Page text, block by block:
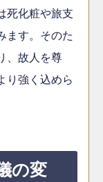
死化粧や旅支
ます。そのた
、故人を尊
り強く込めら
の変